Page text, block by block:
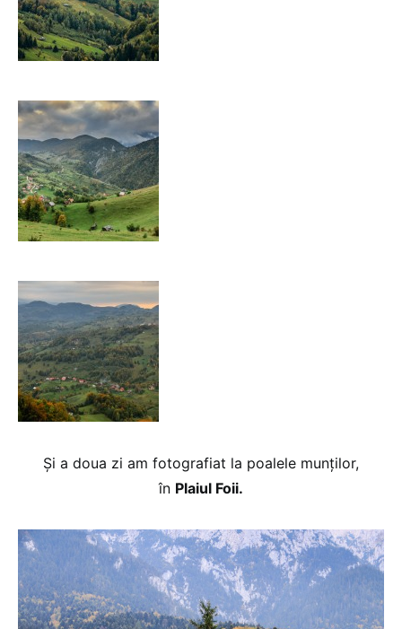
Și a doua zi am fotografiat la poalele munților,
în Plaiul Foii.